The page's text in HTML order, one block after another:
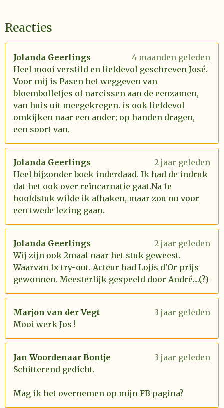
Reacties
Jolanda Geerlings
4 maanden geleden
Heel mooi verstild en liefdevol geschreven José.
Voor mij is Pasen het weggeven van
bloembolletjes of narcissen aan de eenzamen,
van huis uit meegekregen. is ook liefdevol
omkijken naar een ander; op handen dragen,
een soort van.
Jolanda Geerlings
2 jaar geleden
Heel bijzonder boek inderdaad. Ik had de indruk
dat het ook over reïncarnatie gaat.Na 1e
hoofdstuk wilde ik afhaken, maar zou nu voor
een twede lezing gaan.
Jolanda Geerlings
2 jaar geleden
Wij zijn ook 2maal naar het stuk geweest.
Waarvan 1x try-out. Acteur had Lojis d'Or prijs
gewonnen. Meesterlijk gespeeld door André....(?)
Marjon van der Vegt
3 jaar geleden
Mooi werk Jos !
Jan Woordenaar Bontje
3 jaar geleden
Schitterend gedicht.
Mag ik het overnemen op mijn FB pagina?